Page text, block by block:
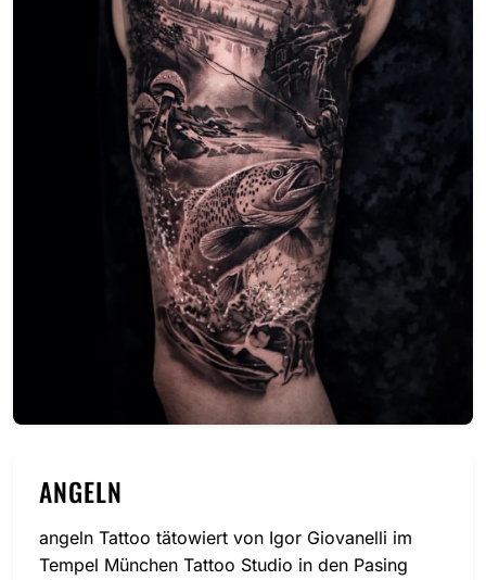
ANGELN
angeln Tattoo tätowiert von Igor Giovanelli im
Tempel München Tattoo Studio in den Pasing